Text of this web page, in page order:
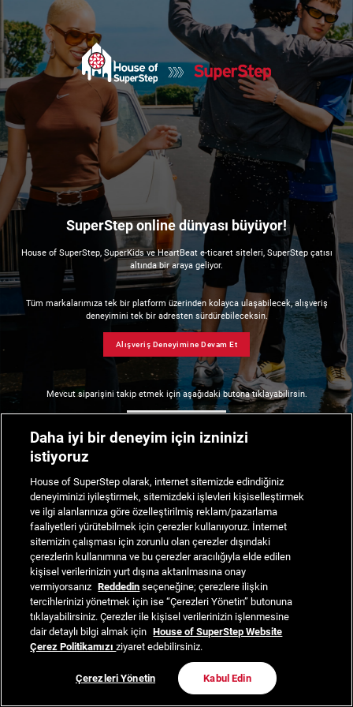
SuperStep online dünyası büyüyor!
House of SuperStep, SuperKids ve HeartBeat e-ticaret siteleri, SuperStep çatısı
altında bir araya geliyor.
Tüm markalarımıza tek bir platform üzerinden kolayca ulaşabilecek, alışveriş
deneyimini tek bir adresten sürdürebileceksin.
Alışveriş Deneyimine Devam Et
Mevcut siparişini takip etmek için aşağıdaki butona tıklayabilirsin.
Daha iyi bir deneyim için izninizi
istiyoruz
House of SuperStep olarak, internet sitemizde edindiğiniz
deneyiminizi iyileştirmek, sitemizdeki işlevleri kişiselleştirmek
ve ilgi alanlarınıza göre özelleştirilmiş reklam/pazarlama
faaliyetleri yürütebilmek için çerezler kullanıyoruz. İnternet
sitemizin çalışması için zorunlu olan çerezler dışındaki
çerezlerin kullanımına ve bu çerezler aracılığıyla elde edilen
kişisel verilerinizin yurt dışına aktarılmasına onay
vermiyorsanız Reddedin seçeneğine; çerezlere ilişkin
tercihlerinizi yönetmek için ise “Çerezleri Yönetin” butonuna
tıklayabilirsiniz. Çerezler ile kişisel verilerinizin işlenmesine
dair detaylı bilgi almak için House of SuperStep Website
Çerez Politikamızıziyaret edebilirsiniz.
Çerezleri Yönetin Kabul Edin